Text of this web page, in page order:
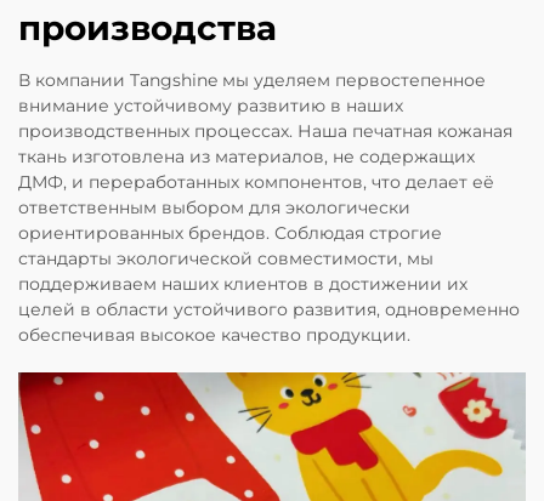
производства
В компании Tangshine мы уделяем первостепенное
внимание устойчивому развитию в наших
производственных процессах. Наша печатная кожаная
ткань изготовлена из материалов, не содержащих
ДМФ, и переработанных компонентов, что делает её
ответственным выбором для экологически
ориентированных брендов. Соблюдая строгие
стандарты экологической совместимости, мы
поддерживаем наших клиентов в достижении их
целей в области устойчивого развития, одновременно
обеспечивая высокое качество продукции.